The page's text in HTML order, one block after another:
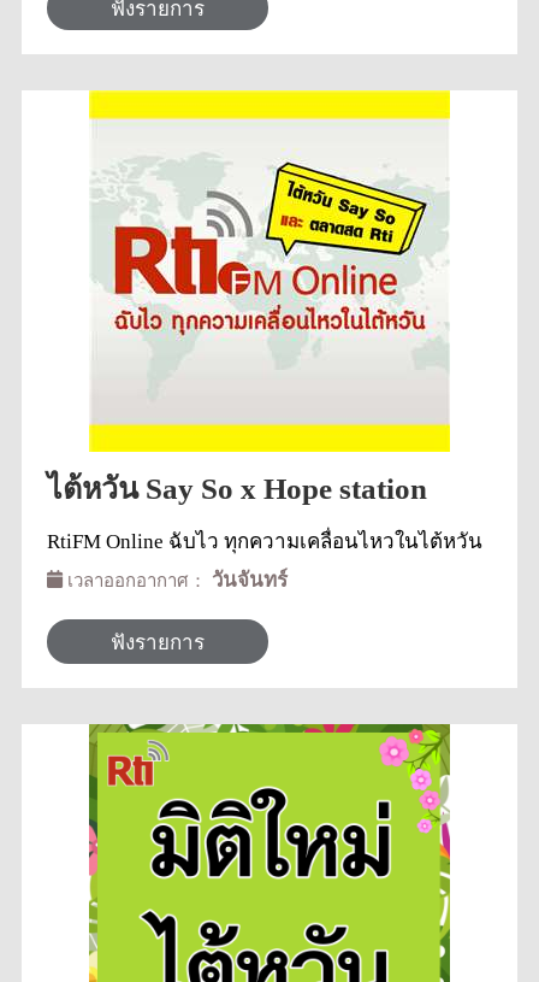
ลักษณะต่างๆมากขึ้น รู้จักว่าคนไต้หวันรับประทาน
อะไรบ้างในช่วงเทศกาลหรือฤดูกาลต่างๆ อีกทั้งใคร
ทำรับประทานเองที่บ้านได้ด้วย นอกจากนี้ยังจะมี
ประทานในชีวิตประจำวัน ...
ฟังรายการ
ไต้หวัน Say So x Hope station
RtiFM Online ฉับไว ทุกความเคลื่อนไหวในไต้หวัน
เวลาออกอากาศ： วันจันทร์
ฟังรายการ